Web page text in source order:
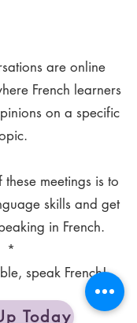
are online
French learners
on a specific
meetings is to
skills and get
in French.
*
speak French!
Today